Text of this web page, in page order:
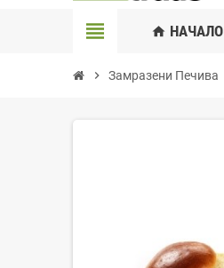
view_headline home НАЧАЛО
chevron_right Замразени Печива